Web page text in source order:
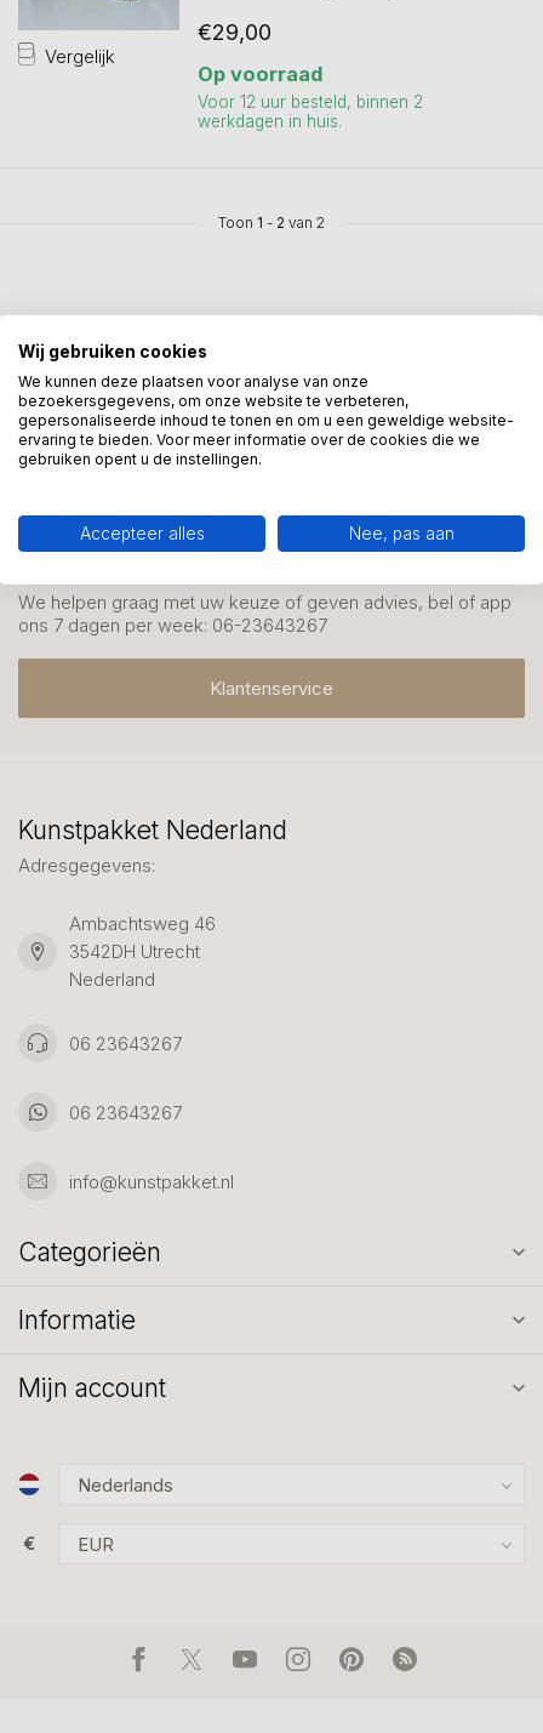
Vergelijk
€29,00
Op voorraad
Voor 12 uur besteld, binnen 2
werkdagen in huis.
Toon 1 - 2 van 2
We helpen graag met uw keuze of geven advies, bel of app
ons 7 dagen per week: 06-23643267
Klantenservice
Mis onze nieuwsbrief niet
Schrijf je in en ontvang onze nieuwe aanbiedingen
Kunstpakket Nederland
Adresgegevens:
Ambachtsweg 46
3542DH Utrecht
Nederland
06 23643267
06 23643267
info@kunstpakket.nl
Categorieën
Informatie
Mijn account
€
Wij gebruiken cookies
We kunnen deze plaatsen voor analyse van onze
bezoekersgegevens, om onze website te verbeteren,
gepersonaliseerde inhoud te tonen en om u een geweldige website-
ervaring te bieden. Voor meer informatie over de cookies die we
gebruiken opent u de instellingen.
Accepteer alles Nee, pas aan